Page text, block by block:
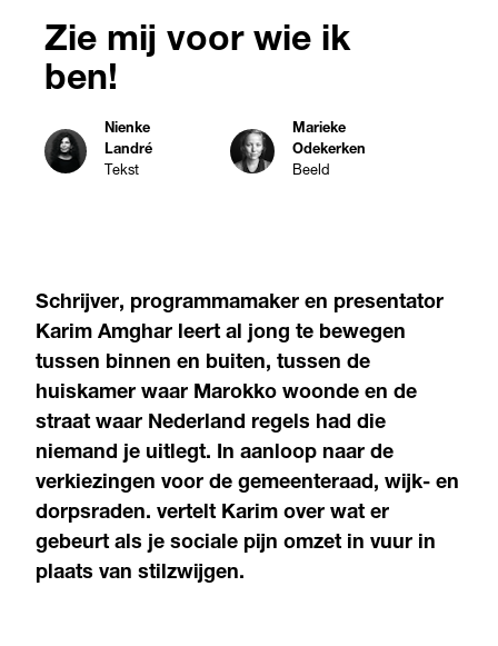
Zie mij voor wie ik
ben!
Nienke
Landré
Tekst
Marieke
Odekerken
Beeld
Schrijver, programmamaker en presentator
Karim Amghar leert al jong te bewegen
tussen binnen en buiten, tussen de
huiskamer waar Marokko woonde en de
straat waar Nederland regels had die
niemand je uitlegt. In aanloop naar de
verkiezingen voor de gemeenteraad, wijk- en
dorpsraden. vertelt Karim over wat er
gebeurt als je sociale pijn omzet in vuur in
plaats van stilzwijgen.